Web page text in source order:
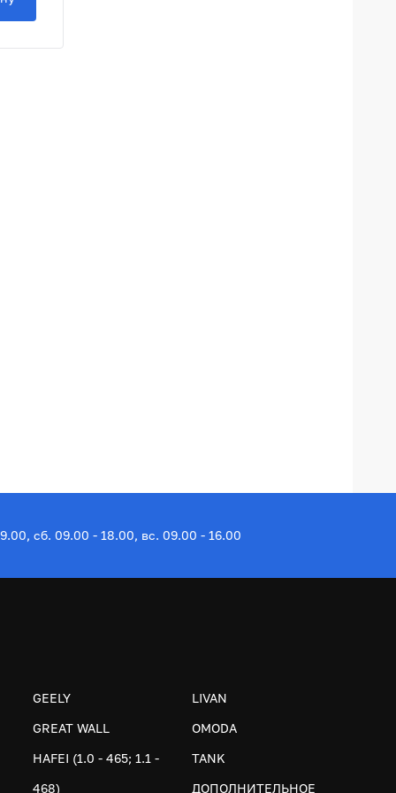
сб. 09.00 - 18.00, вс. 09.00 - 16.00
GEELY
GREAT WALL
HAFEI (1.0 - 465; 1.1 -
468)
LIVAN
OMODA
TANK
ДОПОЛНИТЕЛЬНОЕ